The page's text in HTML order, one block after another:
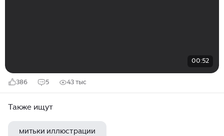
00:52
386 5 43 тыс
Также ищут
митьки иллюстрации